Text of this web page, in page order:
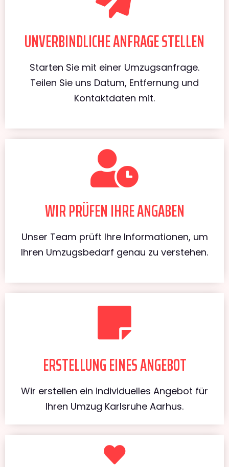
UNVERBINDLICHE ANFRAGE STELLEN
Starten Sie mit einer Umzugsanfrage.
Teilen Sie uns Datum, Entfernung und
Kontaktdaten mit.
WIR PRÜFEN IHRE ANGABEN
Unser Team prüft Ihre Informationen, um
Ihren Umzugsbedarf genau zu verstehen.
ERSTELLUNG EINES ANGEBOT
Wir erstellen ein individuelles Angebot für
Ihren Umzug Karlsruhe Aarhus.